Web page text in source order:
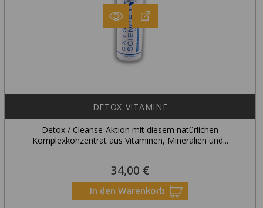
DETOX-VITAMINE
Detox / Cleanse-Aktion mit diesem natürlichen
Komplexkonzentrat aus Vitaminen, Mineralien und...
Preis
34,00 €
In den Warenkorb